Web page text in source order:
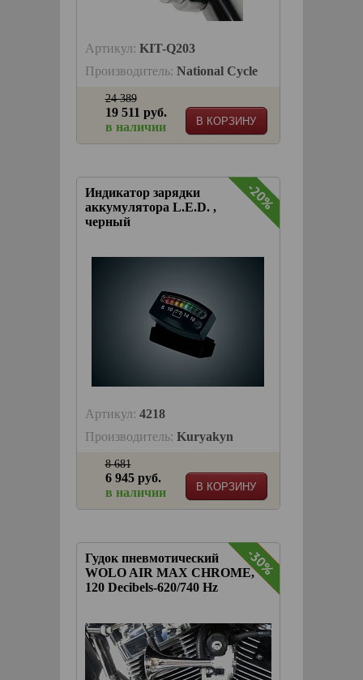
Артикул: KIT-Q203
Производитель: National Cycle
В КОРЗИНУ
24 389
19 511 руб.
в наличии
Индикатор зарядки
аккумулятора L.E.D. ,
черный
-20%
Артикул: 4218
Производитель: Kuryakyn
В КОРЗИНУ
8 681
6 945 руб.
в наличии
Гудок пневмотический
WOLO AIR MAX CHROME,
120 Decibels-620/740 Hz
-30%
-30%